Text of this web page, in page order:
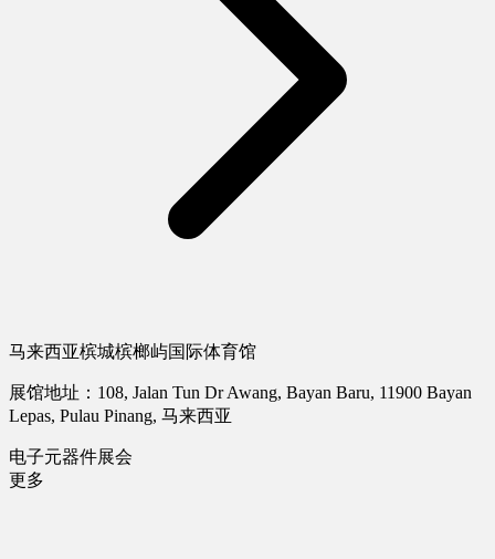
马来西亚槟城槟榔屿国际体育馆
展馆地址：108, Jalan Tun Dr Awang, Bayan Baru, 11900 Bayan
Lepas, Pulau Pinang, 马来西亚
电子元器件展会
更多